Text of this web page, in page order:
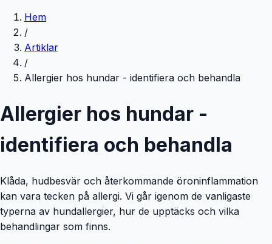
Hem
/
Artiklar
/
Allergier hos hundar - identifiera och behandla
Allergier hos hundar -
identifiera och behandla
Klåda, hudbesvär och återkommande öroninflammation
kan vara tecken på allergi. Vi går igenom de vanligaste
typerna av hundallergier, hur de upptäcks och vilka
behandlingar som finns.